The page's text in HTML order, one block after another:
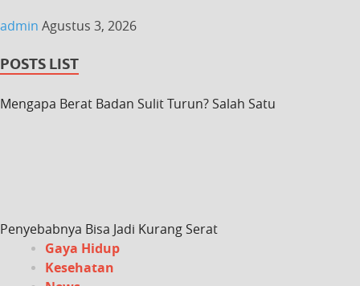
admin Agustus 3, 2026
POSTS LIST
Mengapa Berat Badan Sulit Turun? Salah Satu
Penyebabnya Bisa Jadi Kurang Serat
Gaya Hidup
Kesehatan